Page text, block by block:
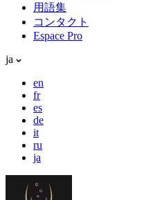
用語集
コンタクト
Espace Pro
ja
en
fr
es
de
it
ru
ja